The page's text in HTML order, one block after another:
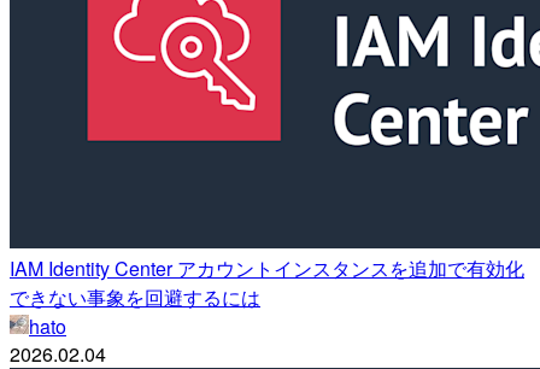
IAM Identity Center アカウントインスタンスを追加で有効化
できない事象を回避するには
hato
2026.02.04